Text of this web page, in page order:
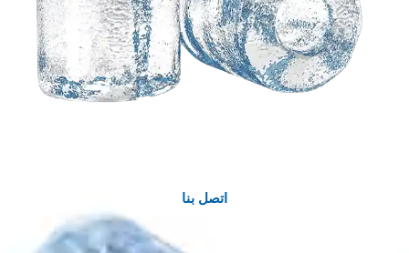
تحتاج إلى حل مخصص بناءً
اتصل بنا